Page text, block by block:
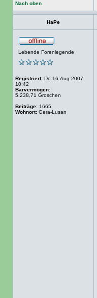
Nach oben
HaPe
Lebende Forenlegende
Registriert: Do 16.Aug 2007
10:42
Barvermögen:
5.238,71 Groschen
Beiträge: 1665
Wohnort: Gera-Lusan